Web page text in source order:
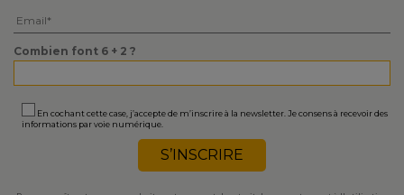
Combien font 6 + 2 ?
En cochant cette case, j’accepte de m’inscrire à la newsletter. Je consens à recevoir des
informations par voie numérique.